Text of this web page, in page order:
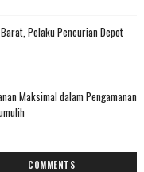
Pelaku Pencurian Depot
Maksimal dalam Pengamanan
COMMENTS